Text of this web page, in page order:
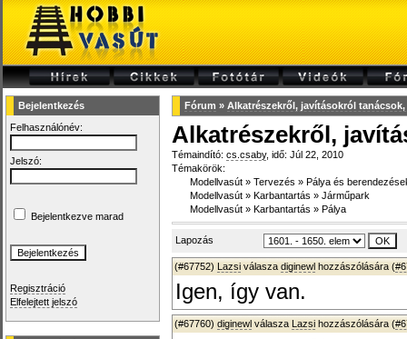
Bejelentkezés
Felhasználónév:
Jelszó:
Bejelentkezve marad
Regisztráció
Elfelejtett jelszó
Fórum » Alkatrészekről, javításokról
Alkatrészekről,
Témaindító: cs.csaby, idő: Júl 22, 2010
Témakörök:
Modellvasút » Tervezés » Pálya és
Modellvasút » Karbantartás » Járműpark
Modellvasút » Karbantartás » Pálya
Lapozás
(#67752) Lazsi válasza diginewl hozzászólására (
Igen, így van.
(#67760) diginewl válasza Lazsi hozzászólására (